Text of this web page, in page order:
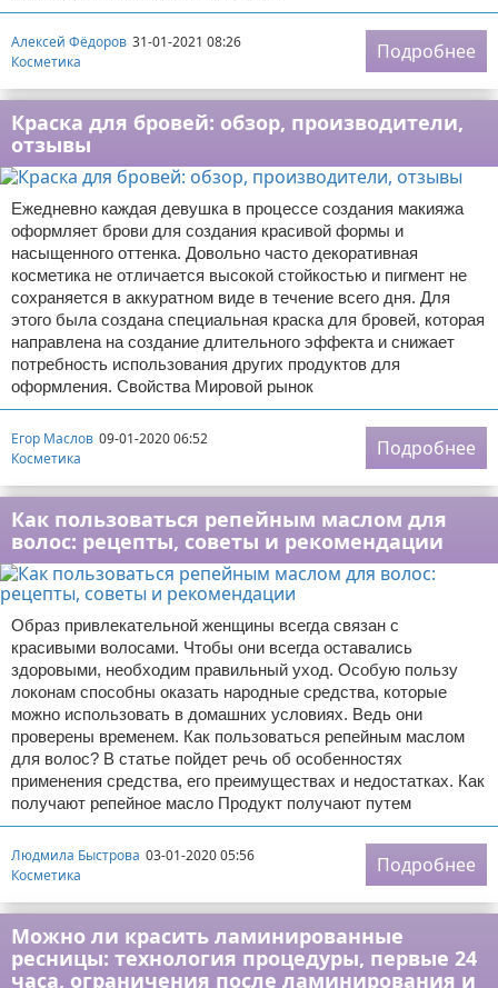
Алексей Фёдоров 31-01-2021 08:26
Косметика
Подробнее
Краска для бровей: обзор, производители,
отзывы
Ежедневно каждая девушка в процессе создания макияжа
оформляет брови для создания красивой формы и
насыщенного оттенка. Довольно часто декоративная
косметика не отличается высокой стойкостью и пигмент не
сохраняется в аккуратном виде в течение всего дня. Для
этого была создана специальная краска для бровей, которая
направлена на создание длительного эффекта и снижает
потребность использования других продуктов для
оформления. Свойства Мировой рынок
Егор Маслов 09-01-2020 06:52
Косметика
Подробнее
Как пользоваться репейным маслом для
волос: рецепты, советы и рекомендации
Образ привлекательной женщины всегда связан с
красивыми волосами. Чтобы они всегда оставались
здоровыми, необходим правильный уход. Особую пользу
локонам способны оказать народные средства, которые
можно использовать в домашних условиях. Ведь они
проверены временем. Как пользоваться репейным маслом
для волос? В статье пойдет речь об особенностях
применения средства, его преимуществах и недостатках. Как
получают репейное масло Продукт получают путем
Людмила Быстрова 03-01-2020 05:56
Косметика
Подробнее
Можно ли красить ламинированные
ресницы: технология процедуры, первые 24
часа, ограничения после ламинирования и